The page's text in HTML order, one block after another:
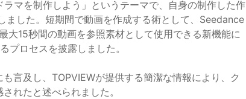
マを制作しよう」というテーマで、自身の制作した作
した。短期間で動画を作成する術として、Seedance
大15秒間の動画を参照素材として使用できる新機能に
プロセスを披露しました。
言及し、TOPVIEWが提供する簡潔な情報により、ク
れたと述べられました。